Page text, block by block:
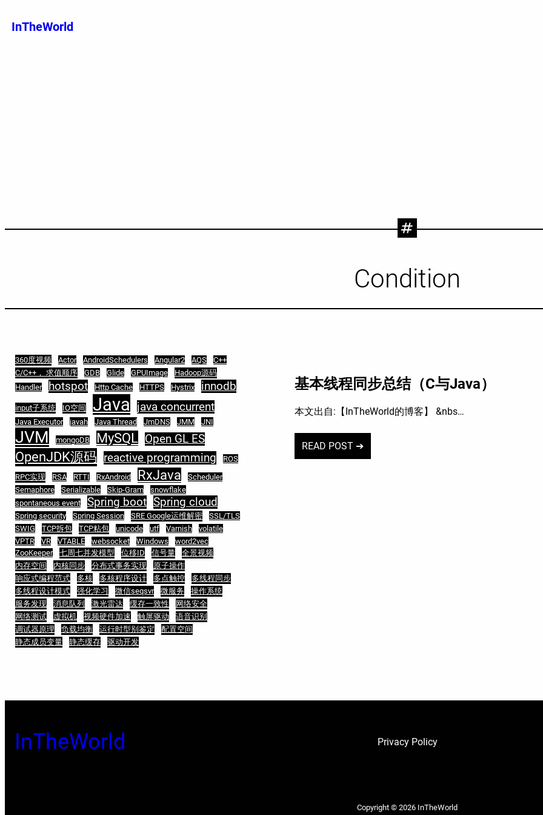
至InTheWorld
Condition
360度视频 Actor AndroidSchedulers Angular2 AQS
C++
C/C++， 求值顺序
GDB Glide GPUImage
Hadoop源码
Handler
hotspot Http Cache HTTPS Hystrix innodb
input子系统 IO空间 Java java concurrent
Java Executor javah Java Thread JmDNS JMM JNI
JVM mongoDB MySQL Open GL ES
OpenJDK源码 reactive programming
ROS
RPC实现
RSA RTTI RxAndroid RxJava
Scheduler
Semaphore
Serializable Skip-Gram
snowflake
spontaneous event
Spring boot Spring cloud
Spring security Spring Session SRE Google运维解密
SSL/TLS
SWIG
TCP拆包 TCP粘包 unicode utf Varnish
volatile
VPTR
VR VTABLE websocket Windows
word2vec
ZooKeeper
七周七并发模型 位移ID 信号量
全景视频
内存空间
内核同步 分布式事务实现
原子操作
响应式编程范式
多核 多核程序设计 多点触控
多线程同步
多线程设计模式
强化学习 微信seqsvr 微服务
操作系统
服务发现
消息队列 激光雷达 缓存一致性
网络安全
网络测试
虚拟机 视频硬件加速 触屏驱动
语音识别
调试器原理
负载均衡 运行时型别鉴定
配置空间
静态成员变量
静态缓存 驱动开发
基本线程同步总结（C与Java）
本文出自:【InTheWorld的博客】 &nbs…
READ POST ➔
InTheWorld Privacy Policy
Copyright © 2026 InTheWorld